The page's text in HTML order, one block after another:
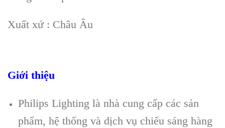
Xuất xứ : Châu Âu
Giới thiệu
Philips Lighting là nhà cung cấp các sản
phẩm, hệ thống và dịch vụ chiếu sáng hàng